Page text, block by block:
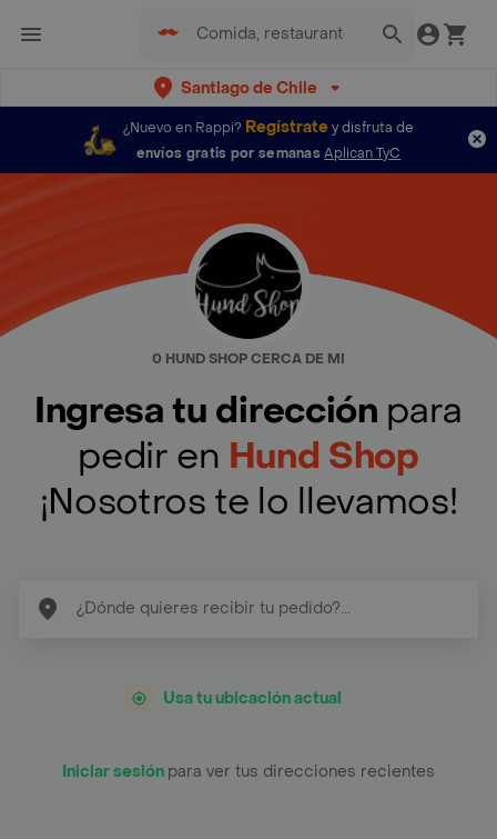
Santiago de Chile
¿Nuevo en Rappi? Regístratey disfruta de
envíos gratis por semanas Aplican TyC
0 HUND SHOP CERCA DE MI
Ingresa tu dirección para
pedir en Hund Shop
¡Nosotros te lo llevamos!
Usa tu ubicación actual
Iniciar sesión para ver tus direcciones recientes